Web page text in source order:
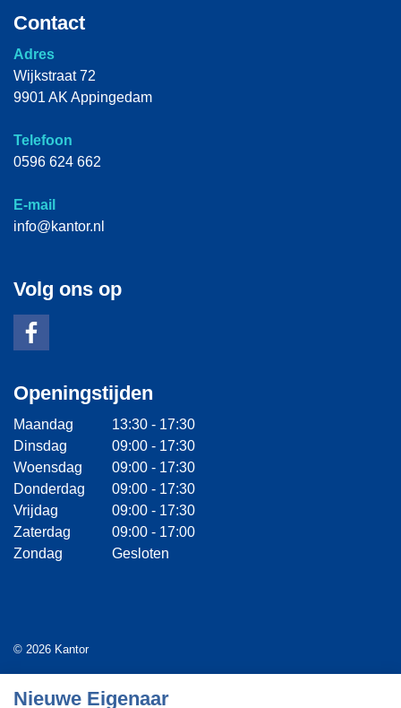
Contact
Adres
Wijkstraat 72
9901 AK Appingedam
Telefoon
0596 624 662
E-mail
info@kantor.nl
Volg ons op
Openingstijden
Maandag
13:30 - 17:30
Dinsdag
09:00 - 17:30
Woensdag
09:00 - 17:30
Donderdag
09:00 - 17:30
Vrijdag
09:00 - 17:30
Zaterdag
09:00 - 17:00
Zondag
Gesloten
© 2026 Kantor
Nieuwe Eigenaar